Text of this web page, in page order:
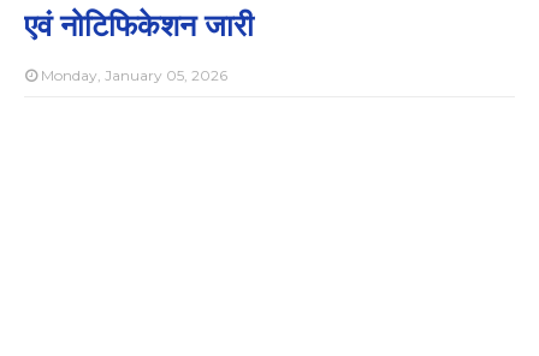
एवं नोटिफिकेशन जारी
Monday, January 05, 2026